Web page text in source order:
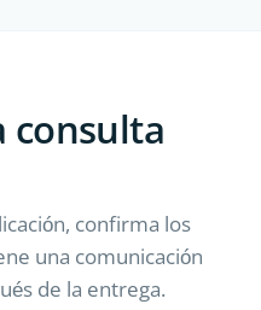
consulta
confirma los
una comunicación
de la entrega.